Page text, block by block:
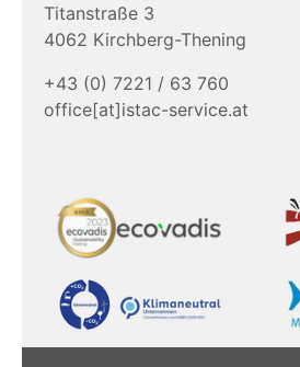
Titanstraße 3
4062 Kirchberg-Thening
+43 (0) 7221 / 63 760
office[at]istac-service.at